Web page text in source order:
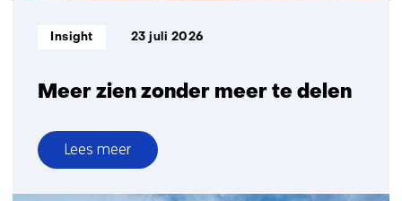
Meer zien zonder meer te delen
Informatietype:
Insight 23 juli 2026
Lees meer
over
Meer